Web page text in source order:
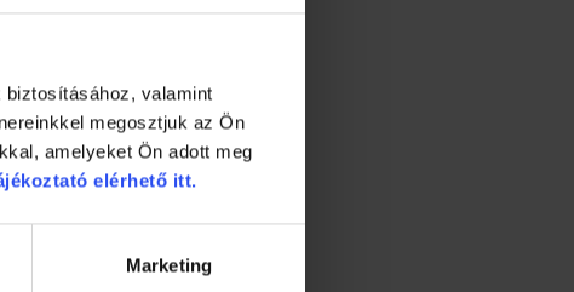
valamint
megosztjuk az Ön
amelyeket Ön adott meg
elérhető itt.
Marketing